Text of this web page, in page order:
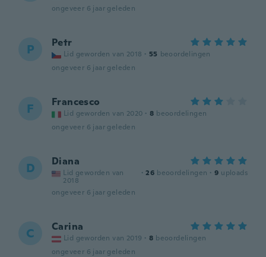
ongeveer 6 jaar geleden
P Petr
Lid geworden van 2018 · 55 beoordelingen
ongeveer 6 jaar geleden
F Francesco
Lid geworden van 2020 · 8 beoordelingen
ongeveer 6 jaar geleden
D Diana
Lid geworden van
2018
· 26 beoordelingen · 9 uploads
ongeveer 6 jaar geleden
C Carina
Lid geworden van 2019 · 8 beoordelingen
ongeveer 6 jaar geleden